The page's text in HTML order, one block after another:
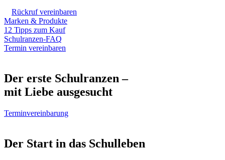
Rückruf vereinbaren
Marken & Produkte
12 Tipps zum Kauf
Schulranzen-FAQ
Termin vereinbaren
Der erste Schulranzen –
mit Liebe ausgesucht
Terminvereinbarung
Der Start in das Schulleben